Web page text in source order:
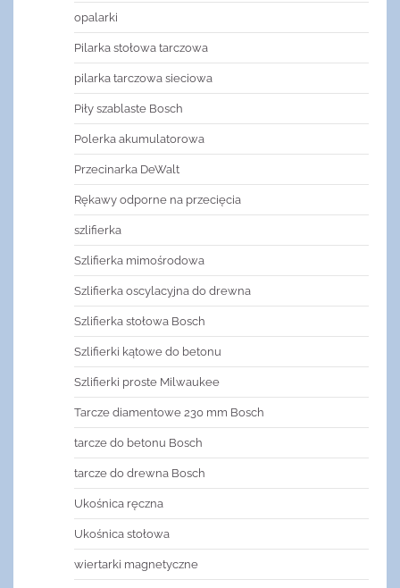
opalarki
Pilarka stołowa tarczowa
pilarka tarczowa sieciowa
Piły szablaste Bosch
Polerka akumulatorowa
Przecinarka DeWalt
Rękawy odporne na przecięcia
szlifierka
Szlifierka mimośrodowa
Szlifierka oscylacyjna do drewna
Szlifierka stołowa Bosch
Szlifierki kątowe do betonu
Szlifierki proste Milwaukee
Tarcze diamentowe 230 mm Bosch
tarcze do betonu Bosch
tarcze do drewna Bosch
Ukośnica ręczna
Ukośnica stołowa
wiertarki magnetyczne